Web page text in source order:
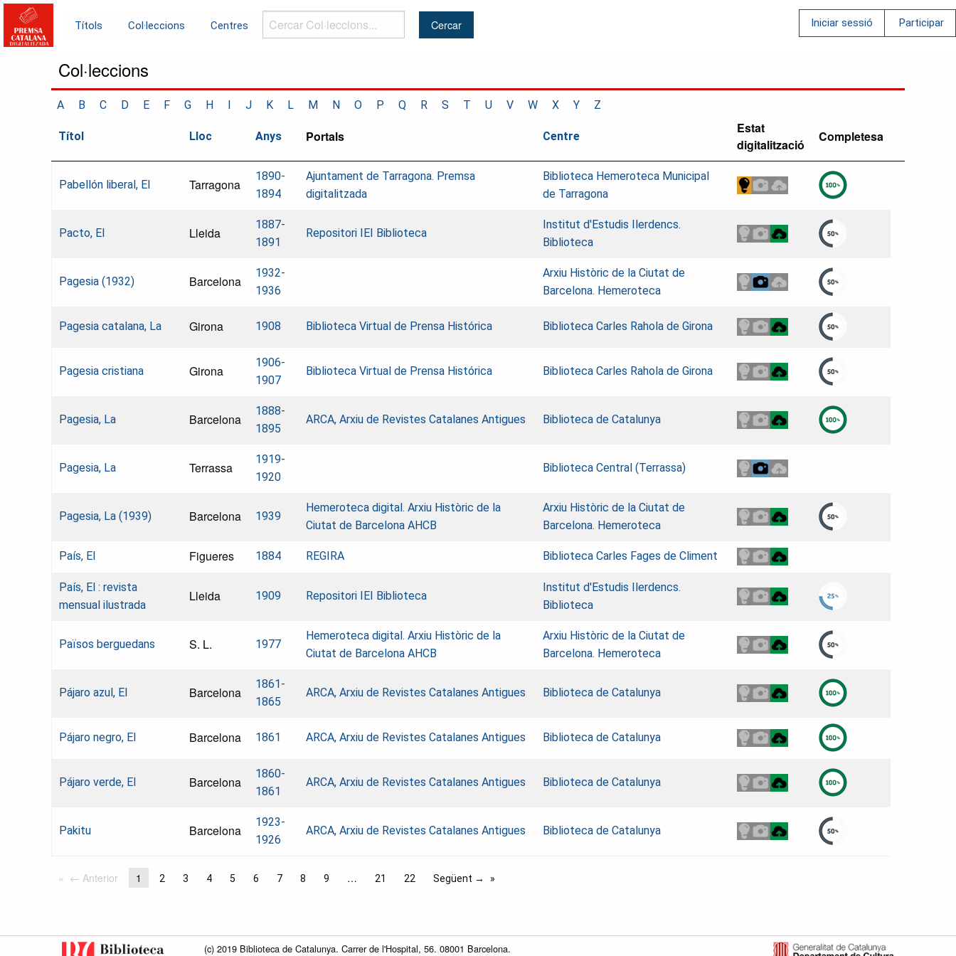
Títols Col·leccions Centres
Cercar
Col·leccions...
Iniciar sessió Participar
Col·leccions
A B C D E F G H I J K L M N O P Q R S T U V W X Y Z
Títol Lloc Anys Portals Centre
Estat
digitalització
Completesa
Pabellón liberal, El Tarragona
1890-
1894
Ajuntament de Tarragona. Premsa
digitalitzada
Biblioteca Hemeroteca Municipal
de Tarragona
Pacto, El Lleida
1887-
1891
Repositori IEI Biblioteca
Institut d'Estudis Ilerdencs.
Biblioteca
Pagesia (1932) Barcelona
1932-
1936
Arxiu Històric de la Ciutat de
Barcelona. Hemeroteca
Pagesia catalana, La Girona 1908 Biblioteca Virtual de Prensa Histórica Biblioteca Carles Rahola de Girona
Pagesia cristiana Girona
1906-
1907
Biblioteca Virtual de Prensa Histórica Biblioteca Carles Rahola de Girona
Pagesia, La Barcelona
1888-
1895
ARCA, Arxiu de Revistes Catalanes Antigues Biblioteca de Catalunya
Pagesia, La Terrassa
1919-
1920
Biblioteca Central (Terrassa)
Pagesia, La (1939) Barcelona 1939
Hemeroteca digital. Arxiu Històric de la
Ciutat de Barcelona AHCB
Arxiu Històric de la Ciutat de
Barcelona. Hemeroteca
País, El Figueres 1884 REGIRA Biblioteca Carles Fages de Climent
País, El : revista
mensual ilustrada
Lleida 1909 Repositori IEI Biblioteca
Institut d'Estudis Ilerdencs.
Biblioteca
Països berguedans S. L. 1977
Hemeroteca digital. Arxiu Històric de la
Ciutat de Barcelona AHCB
Arxiu Històric de la Ciutat de
Barcelona. Hemeroteca
Pájaro azul, El Barcelona
1861-
1865
ARCA, Arxiu de Revistes Catalanes Antigues Biblioteca de Catalunya
Pájaro negro, El Barcelona 1861 ARCA, Arxiu de Revistes Catalanes Antigues Biblioteca de Catalunya
Pájaro verde, El Barcelona
1860-
1861
ARCA, Arxiu de Revistes Catalanes Antigues Biblioteca de Catalunya
Pakitu Barcelona
1923-
1926
ARCA, Arxiu de Revistes Catalanes Antigues Biblioteca de Catalunya
← Anterior 1 2 3 4 5 6 7 8 9 21 22 Següent →
(c) 2019 Biblioteca de Catalunya. Carrer de l'Hospital, 56. 08001 Barcelona.